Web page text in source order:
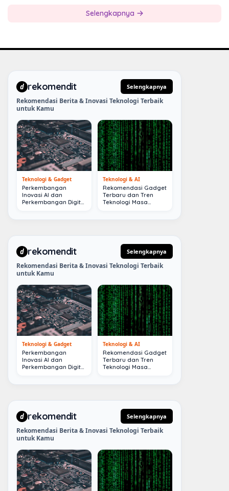
Selengkapnya
d rekomendit Selengkapnya
Rekomendasi Berita & Inovasi Teknologi Terbaik
untuk Kamu
Teknologi & Gadget
Perkembangan
Inovasi AI dan
Perkembangan Digital
Teknologi & AI
Rekomendasi Gadget
Terbaru dan Tren
Teknologi Masa
d rekomendit Selengkapnya
Rekomendasi Berita & Inovasi Teknologi Terbaik
untuk Kamu
Teknologi & Gadget
Perkembangan
Inovasi AI dan
Perkembangan Digital
Teknologi & AI
Rekomendasi Gadget
Terbaru dan Tren
Teknologi Masa
d rekomendit Selengkapnya
Rekomendasi Berita & Inovasi Teknologi Terbaik
untuk Kamu